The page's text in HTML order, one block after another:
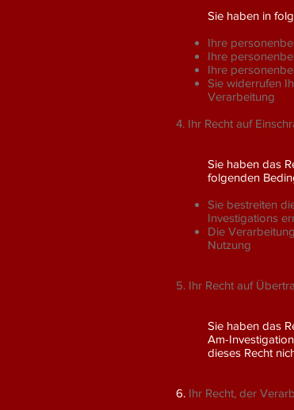
Sie haben in
Ihre
Ihre
Ihre
Sie widerrufen
Verarbeitung
4. Ihr Recht auf
Sie haben das
folgenden
Sie bestreiten
Investigations
Die
Nutzung
5. Ihr Recht auf
Sie haben das
Am-
dieses Recht
6. Ihr Recht, der